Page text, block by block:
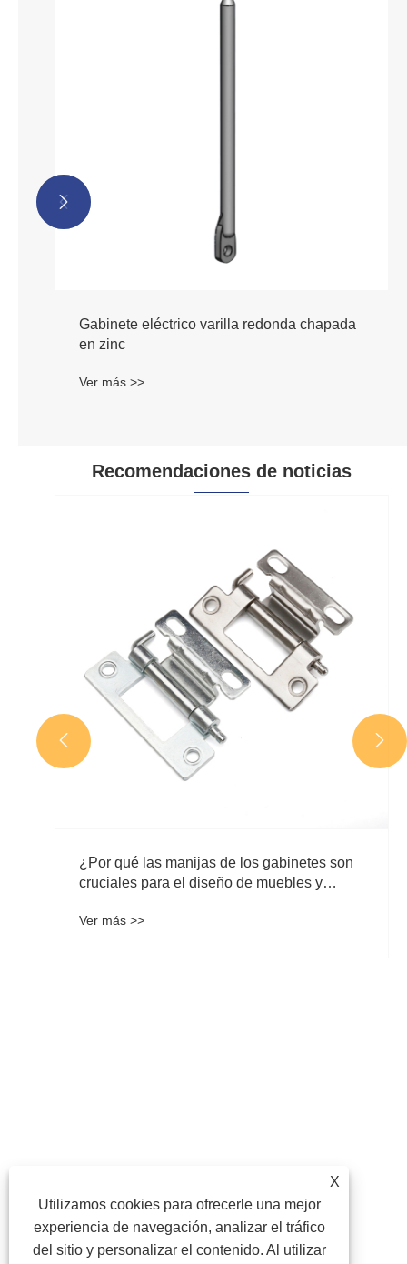
Gabinete eléctrico varilla redonda chapada
en zinc
Ver más >>


Recomendaciones de noticias
¿Por qué las manijas de los gabinetes son
cruciales para el diseño de muebles y
Ver más >>
 
X
Utilizamos cookies para ofrecerle una mejor
experiencia de navegación, analizar el tráfico
del sitio y personalizar el contenido. Al utilizar